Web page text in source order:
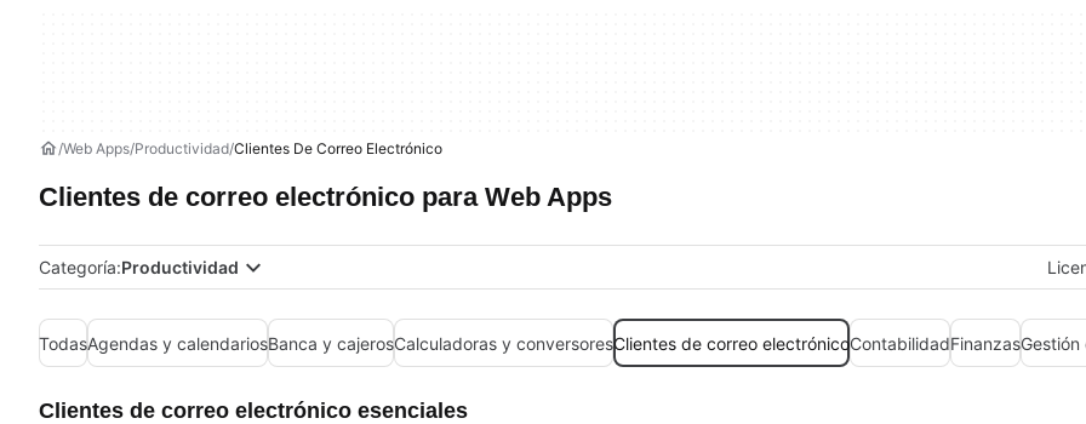
Web Apps Productividad Clientes De Correo Electrónico
Clientes de correo electrónico para Web Apps
Categoría:Productividad
TodasAgendas y calendariosBanca y cajerosCalculadoras y conversoresClientes de correo electrónicoContabilidadFinanzasGestión
Clientes de correo electrónico esenciales